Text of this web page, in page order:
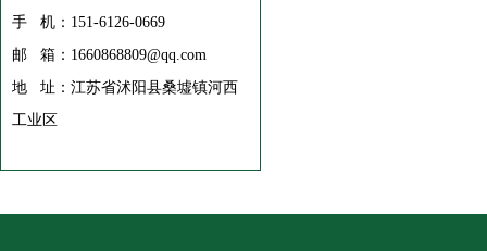
手 机：151-6126-0669
邮 箱：1660868809@qq.com
地 址：江苏省沭阳县桑墟镇河西
工业区